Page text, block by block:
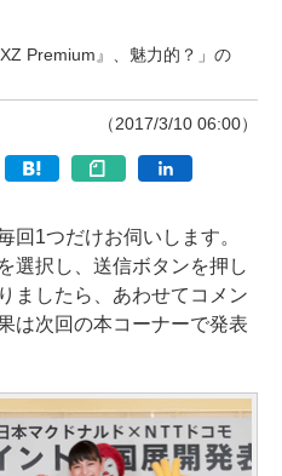
Premium』、魅力的？」の
（2017/3/10 06:00）
1つだけお伺いします。
選択し、送信ボタンを押し
ましたら、あわせてコメン
は次回の本コーナーで発表